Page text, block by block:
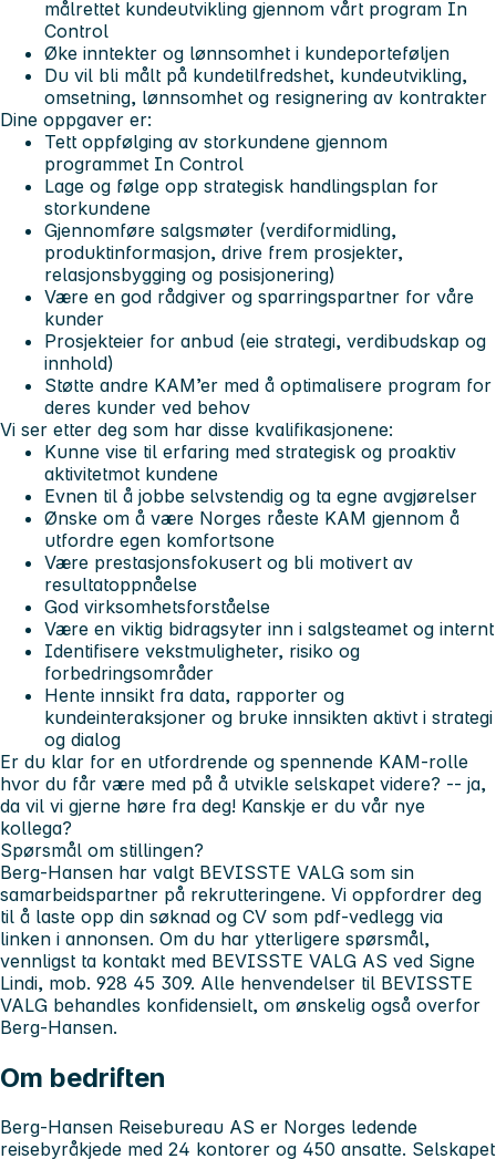
målrettet kundeutvikling gjennom vårt program In
Control
Øke inntekter og lønnsomhet i kundeporteføljen
Du vil bli målt på kundetilfredshet, kundeutvikling,
omsetning, lønnsomhet og resignering av kontrakter
Dine oppgaver er:
Tett oppfølging av storkundene gjennom
programmet In Control
Lage og følge opp strategisk handlingsplan for
storkundene
Gjennomføre salgsmøter (verdiformidling,
produktinformasjon, drive frem prosjekter,
relasjonsbygging og posisjonering)
Være en god rådgiver og sparringspartner for våre
kunder
Prosjekteier for anbud (eie strategi, verdibudskap og
innhold)
Støtte andre KAM’er med å optimalisere program for
deres kunder ved behov
Vi ser etter deg som har disse kvalifikasjonene:
Kunne vise til erfaring med strategisk og proaktiv
aktivitetmot kundene
Evnen til å jobbe selvstendig og ta egne avgjørelser
Ønske om å være Norges råeste KAM gjennom å
utfordre egen komfortsone
Være prestasjonsfokusert og bli motivert av
resultatoppnåelse
God virksomhetsforståelse
Være en viktig bidragsyter inn i salgsteamet og internt
Identifisere vekstmuligheter, risiko og
forbedringsområder
Hente innsikt fra data, rapporter og
kundeinteraksjoner og bruke innsikten aktivt i strategi
og dialog
Er du klar for en utfordrende og spennende KAM-rolle
hvor du får være med på å utvikle selskapet videre? -- ja,
da vil vi gjerne høre fra deg! Kanskje er du vår nye
kollega?
Spørsmål om stillingen?
Berg-Hansen har valgt BEVISSTE VALG som sin
samarbeidspartner på rekrutteringene. Vi oppfordrer deg
til å laste opp din søknad og CV som pdf-vedlegg via
linken i annonsen. Om du har ytterligere spørsmål,
vennligst ta kontakt med BEVISSTE VALG AS ved Signe
Lindi, mob. 928 45 309. Alle henvendelser til BEVISSTE
VALG behandles konfidensielt, om ønskelig også overfor
Berg-Hansen.
Om bedriften
Berg-Hansen Reisebureau AS er Norges ledende
reisebyråkjede med 24 kontorer og 450 ansatte. Selskapet